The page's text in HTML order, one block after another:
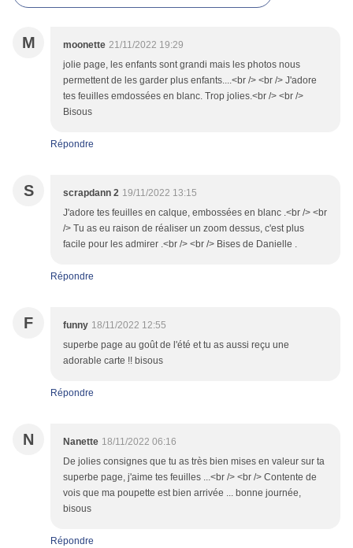
M moonette 21/11/2022 19:29
jolie page, les enfants sont grandi mais les photos nous
permettent de les garder plus enfants....<br /> <br /> J'adore
tes feuilles emdossées en blanc. Trop jolies.<br /> <br />
Bisous
Répondre
S scrapdann 2 19/11/2022 13:15
J'adore tes feuilles en calque, embossées en blanc .<br /> <br
/> Tu as eu raison de réaliser un zoom dessus, c'est plus
facile pour les admirer .<br /> <br /> Bises de Danielle .
Répondre
F funny 18/11/2022 12:55
superbe page au goût de l'été et tu as aussi reçu une
adorable carte !! bisous
Répondre
N Nanette 18/11/2022 06:16
De jolies consignes que tu as très bien mises en valeur sur ta
superbe page, j'aime tes feuilles ...<br /> <br /> Contente de
vois que ma poupette est bien arrivée ... bonne journée,
bisous
Répondre